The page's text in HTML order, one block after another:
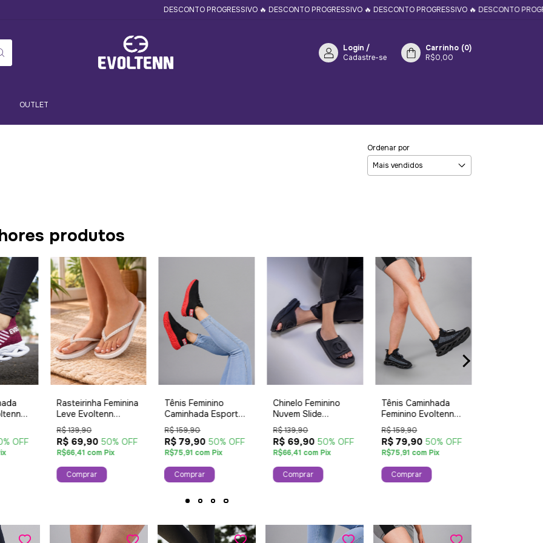
DESCONTO PROGRESSIVO 🔥 DESCONTO PROGRESSIVO 🔥 DESCONTO PROGRESSIVO 🔥 DESCONTO PROGRESSIVO 🔥
Login /
Cadastre-se
Carrinho (0)
R$0,00
OUTLET
Ordenar por
produtos
OFF
Rasteirinha Feminina
Leve Evoltenn
Pedraria Branca
R$ 139,90
R$ 69,90 50% OFF
R$66,41 com Pix
Comprar
Tênis Feminino
Caminhada Esporte
Casual Evoltenn
Colmeia Sola 4D
Lançamento Preto
Vermelho
R$ 159,90
R$ 79,90 50% OFF
R$75,91 com Pix
Comprar
Chinelo Feminino
Nuvem Slide
Ultraleve Sandália
Tendência Preta
R$ 139,90
R$ 69,90 50% OFF
R$66,41 com Pix
Comprar
Tênis Caminhada
Feminino Evoltenn
Easy Style Solado
Trançado Moderno
Black
R$ 159,90
R$ 79,90 50% OFF
R$75,91 com Pix
Comprar